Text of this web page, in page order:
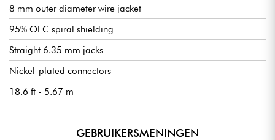
8 mm outer diameter wire jacket
95% OFC spiral shielding
Straight 6.35 mm jacks
Nickel-plated connectors
18.6 ft - 5.67 m
GEBRUIKERSMENINGEN